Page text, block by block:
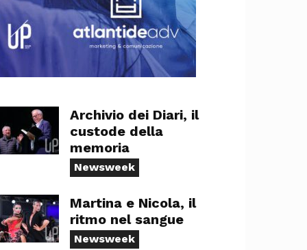
Archivio dei Diari, il
custode della
memoria
Newsweek
Martina e Nicola, il
ritmo nel sangue
Newsweek